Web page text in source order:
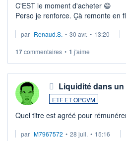
C'EST le moment d'acheter 😄​
Perso je renforce. Çà remonte en
Investissement long terme tip top
par Renaud.S. • 30 avr. • 13:20
17commentaires • 1 j'aime
Liquidité dans un
ETF ET OPCVM
Quel titre est agréé pour
par M7967572 • 28 juil. • 15:16